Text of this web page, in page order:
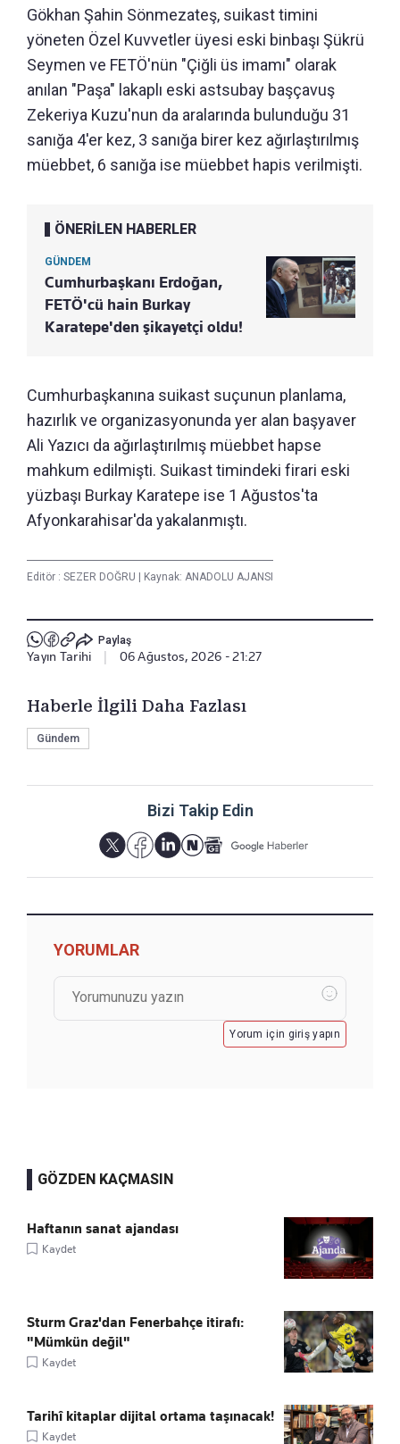
Gökhan Şahin Sönmezateş, suikast timini
yöneten Özel Kuvvetler üyesi eski binbaşı Şükrü
Seymen ve FETÖ'nün "Çiğli üs imamı" olarak
anılan "Paşa" lakaplı eski astsubay başçavuş
Zekeriya Kuzu'nun da aralarında bulunduğu 31
sanığa 4'er kez, 3 sanığa birer kez ağırlaştırılmış
müebbet, 6 sanığa ise müebbet hapis verilmişti.
ÖNERİLEN HABERLER
GÜNDEM
Cumhurbaşkanı Erdoğan,
FETÖ'cü hain Burkay
Karatepe'den şikayetçi oldu!
Cumhurbaşkanına suikast suçunun planlama,
hazırlık ve organizasyonunda yer alan başyaver
Ali Yazıcı da ağırlaştırılmış müebbet hapse
mahkum edilmişti. Suikast timindeki firari eski
yüzbaşı Burkay Karatepe ise 1 Ağustos'ta
Afyonkarahisar'da yakalanmıştı.
Editör : SEZER DOĞRU | Kaynak: ANADOLU AJANSI
Paylaş
Yayın Tarihi | 06 Ağustos, 2026 - 21:27
Haberle İlgili Daha Fazlası
Gündem
Bizi Takip Edin
YORUMLAR
Yorum için giriş yapın
GÖZDEN KAÇMASIN
Haftanın sanat ajandası
Kaydet
Sturm Graz'dan Fenerbahçe itirafı:
"Mümkün değil"
Kaydet
Tarihî kitaplar dijital ortama taşınacak!
Kaydet